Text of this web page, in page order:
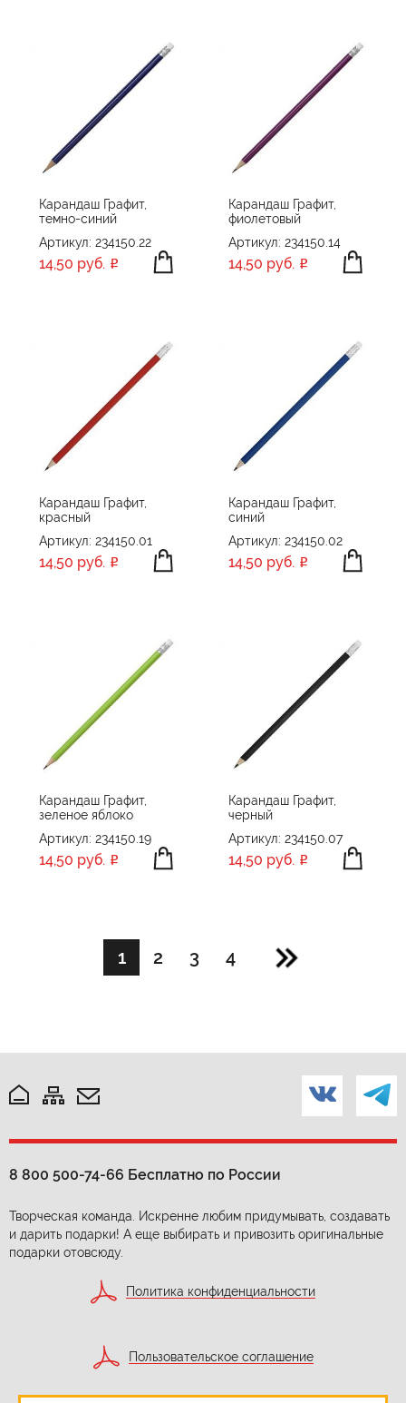
Карандаш Графит,
темно-синий
Артикул: 234150.22
14,50 руб.
Карандаш Графит,
фиолетовый
Артикул: 234150.14
14,50 руб.
Карандаш Графит,
красный
Артикул: 234150.01
14,50 руб.
Карандаш Графит,
синий
Артикул: 234150.02
14,50 руб.
Карандаш Графит,
зеленое яблоко
Артикул: 234150.19
14,50 руб.
Карандаш Графит,
черный
Артикул: 234150.07
14,50 руб.
1 2 3 4
8 800 500-74-66 Бесплатно по России
Творческая команда. Искренне любим придумывать, создавать
и дарить подарки! А еще выбирать и привозить оригинальные
подарки отовсюду.
Политика конфиденциальности
Пользовательское соглашение